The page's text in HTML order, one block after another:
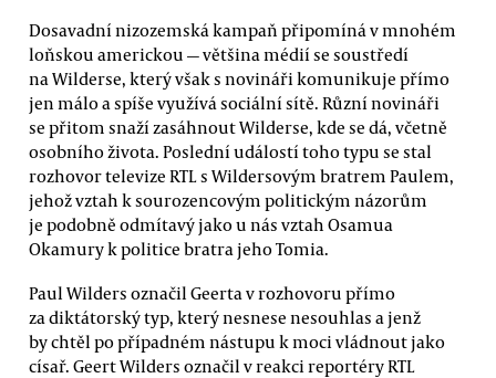
Dosavadní nizozemská kampaň připomíná v mnohém
loňskou americkou — většina médií se soustředí
na Wilderse, který však s novináři komunikuje přímo
jen málo a spíše využívá sociální sítě. Různí novináři
se přitom snaží zasáhnout Wilderse, kde se dá, včetně
osobního života. Poslední událostí toho typu se stal
rozhovor televize RTL s Wildersovým bratrem Paulem,
jehož vztah k sourozencovým politickým názorům
je podobně odmítavý jako u nás vztah Osamua
Okamury k politice bratra jeho Tomia.
Paul Wilders označil Geerta v rozhovoru přímo
za diktátorský typ, který nesnese nesouhlas a jenž
by chtěl po případném nástupu k moci vládnout jako
císař. Geert Wilders označil v reakci reportéry RTL